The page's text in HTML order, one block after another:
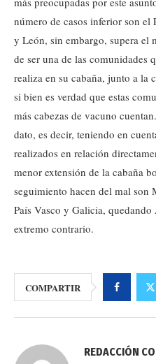
número de casos inferior son
y León, sin embargo, supera el
de ser una de las comunidades
realiza en su cabaña, junto a la
si bien es verdad que estas
más cabezas de vacuno
dato, es decir, teniendo en
realizados en relación
menor extensión de la cabaña
seguimiento hacen del mal son
País Vasco y Galicia,
extremo contrario.
COMPARTIR
REDACCIÓN